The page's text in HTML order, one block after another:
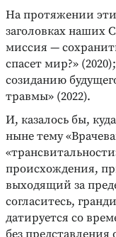
На протяжении
заголовках наших
миссия —
спасет мир?»
созиданию
травмы» (2022).
И, казалось бы,
ныне тему
происхождения,
выходящий за
согласитесь,
датируется со